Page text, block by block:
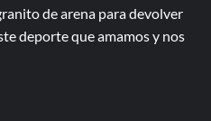
de arena para devolver
deporte que amamos y nos